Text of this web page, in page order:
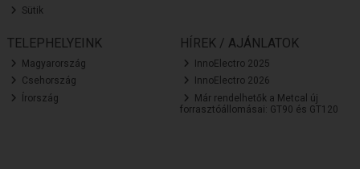
Sütik
TELEPHELYEINK
Magyarország
Csehország
Írország
HÍREK / AJÁNLATOK
InnoElectro 2025
InnoElectro 2026
Már rendelhetők a Metcal új
forrasztóállomásai: GT90 és GT120